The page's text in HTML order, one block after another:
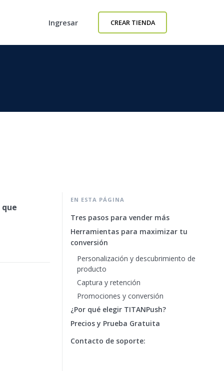
Ingresar CREAR TIENDA
EN ESTA PÁGINA
Tres pasos para vender más
Herramientas para maximizar tu
conversión
Personalización y descubrimiento de
producto
Captura y retención
Promociones y conversión
¿Por qué elegir TITANPush?
Precios y Prueba Gratuita
Contacto de soporte: